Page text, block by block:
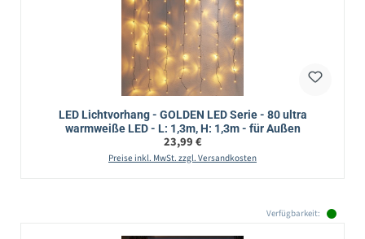
LED Lichtvorhang - GOLDEN LED Serie - 80 ultra
warmweiße LED - L: 1,3m, H: 1,3m - für Außen
Regulärer Preis:
23,99 €
Preise inkl. MwSt. zzgl. Versandkosten
Verfügbarkeit: